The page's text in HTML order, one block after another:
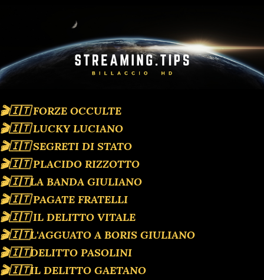
🎬🇮🇹 FORZE OCCULTE
🎬🇮🇹 LUCKY LUCIANO
🎬🇮🇹 SEGRETI DI STATO
🎬🇮🇹 PLACIDO RIZZOTTO
🎬🇮🇹LA BANDA GIULIANO
🎬🇮🇹 PAGATE FRATELLI
🎬🇮🇹 IL DELITTO VITALE
🎬🇮🇹L'AGGUATO A BORIS GIULIANO
🎬🇮🇹DELITTO PASOLINI
🎬🇮🇹IL DELITTO GAETANO